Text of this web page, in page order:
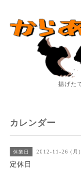
揚げた
カレンダー
休業日 2012-11-26 (月)
定休日